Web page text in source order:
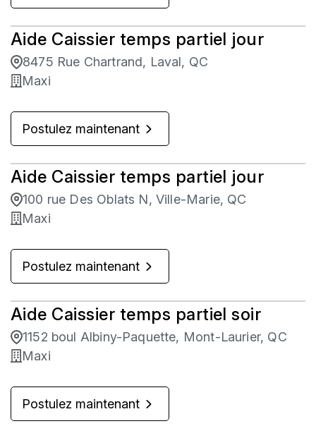
Aide Caissier temps partiel jour
8475 Rue Chartrand, Laval, QC
Maxi
Postulez maintenant
Aide Caissier temps partiel jour
100 rue Des Oblats N, Ville-Marie, QC
Maxi
Postulez maintenant
Aide Caissier temps partiel soir
1152 boul Albiny-Paquette, Mont-Laurier, QC
Maxi
Postulez maintenant